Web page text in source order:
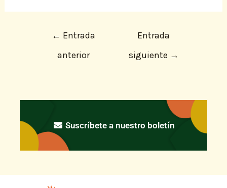
← Entrada
anterior
Entrada
siguiente →
Suscríbete a nuestro boletín